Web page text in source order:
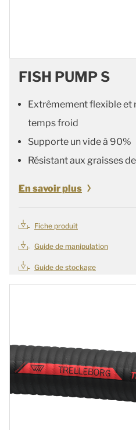
FISH PUMP S
Extrêmement flexible et
temps froid
Supporte un vide à 90%
Résistant aux graisses
En savoir plus
Fiche produit
Guide de manipulation
Guide de stockage